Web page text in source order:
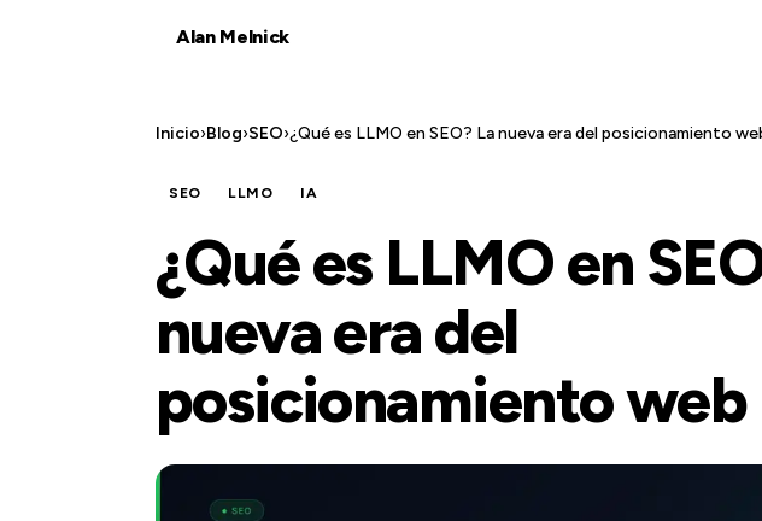
Alan Melnick
Inicio›Blog›SEO›¿Qué es LLMO en SEO? La nueva era del posicionamiento
SEO LLMO IA
¿Qué es LLMO en
nueva era del
posicionamiento web